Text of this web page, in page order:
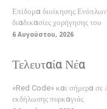
Επίδομα διοίκησης
διαδικασίες χορήγησης του
6 Αυγούστου, 2026
Τελευταία Νέα
«Red Code» και σήμερα σε
εκδήλωσης πυρκαγιάς